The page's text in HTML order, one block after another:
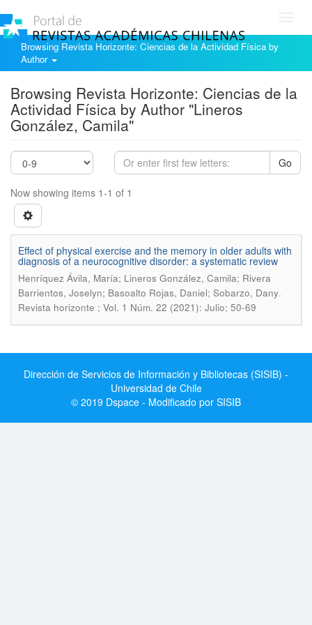
Browsing Revista Horizonte: Ciencias de la Actividad Física by
Author
Browsing Revista Horizonte: Ciencias de la
Actividad Física by Author "Lineros
González, Camila"
Go
Now showing items 1-1 of 1
Effect of physical exercise and the memory in older adults with
diagnosis of a neurocognitive disorder: a systematic review
Henríquez Ávila, María; Lineros González, Camila; Rivera
Barrientos, Joselyn; Basoalto Rojas, Daniel; Sobarzo, Dany.
Revista horizonte ; Vol. 1 Núm. 22 (2021): Julio; 50-69
Dirección de Servicios de Información y Bibliotecas (SISIB) -
Universidad de Chile
© 2019 Dspace - Modificado por SISIB